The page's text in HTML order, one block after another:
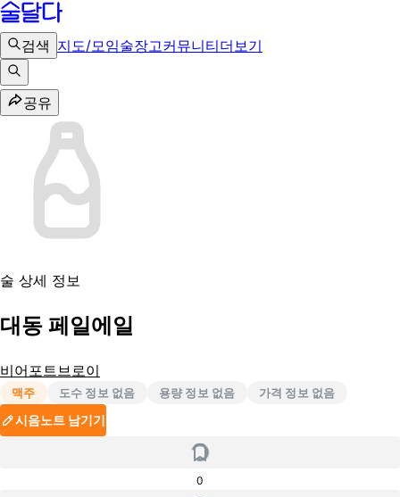
검색 지도/모임술장고커뮤니티더보기
공유
술 상세 정보
대동 페일에일
비어포트브로이
맥주 도수 정보 없음 용량 정보 없음 가격 정보 없음
시음노트 남기기
0